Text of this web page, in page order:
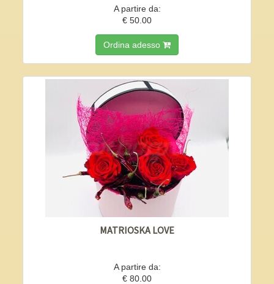
A partire da:
€ 50.00
Ordina adesso
MATRIOSKA LOVE
A partire da:
€ 80.00